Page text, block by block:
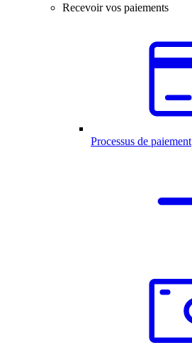
Recevoir vos paiements
Processus de paiement